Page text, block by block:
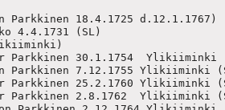
Parkkinen 18.4.1725 d.12.1.1767)
4.4.1731 (SL)
Parkkinen 30.1.1754  Ylikiiminki
Parkkinen 7.12.1755 Ylikiiminki
25.2.1760 Ylikiiminki
Parkkinen 2.8.1762  Ylikiiminki